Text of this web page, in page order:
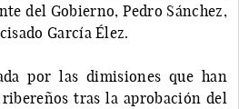
del Gobierno, Pedro Sánchez,
García Élez.
por las dimisiones que han
tras la aprobación del